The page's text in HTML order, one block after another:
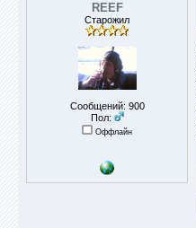
REEF
Старожил
Сообщений: 900
Пол:
Оффлайн